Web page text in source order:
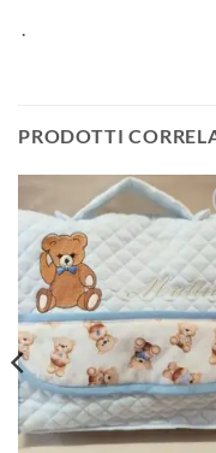
.
PRODOTTI